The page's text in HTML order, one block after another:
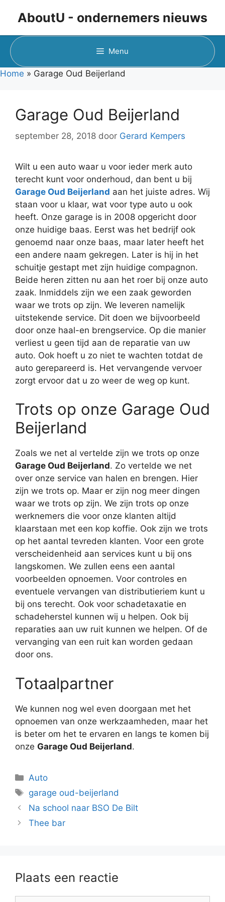
inhoud
AboutU - ondernemers nieuws
Menu
Home » Garage Oud Beijerland
Garage Oud Beijerland
september 28, 2018 door Gerard Kempers
Wilt u een auto waar u voor ieder merk auto
terecht kunt voor onderhoud, dan bent u bij
Garage Oud Beijerland aan het juiste adres. Wij
staan voor u klaar, wat voor type auto u ook
heeft. Onze garage is in 2008 opgericht door
onze huidige baas. Eerst was het bedrijf ook
genoemd naar onze baas, maar later heeft het
een andere naam gekregen. Later is hij in het
schuitje gestapt met zijn huidige compagnon.
Beide heren zitten nu aan het roer bij onze auto
zaak. Inmiddels zijn we een zaak geworden
waar we trots op zijn. We leveren namelijk
uitstekende service. Dit doen we bijvoorbeeld
door onze haal-en brengservice. Op die manier
verliest u geen tijd aan de reparatie van uw
auto. Ook hoeft u zo niet te wachten totdat de
auto gerepareerd is. Het vervangende vervoer
zorgt ervoor dat u zo weer de weg op kunt.
Trots op onze Garage Oud
Beijerland
Zoals we net al vertelde zijn we trots op onze
Garage Oud Beijerland. Zo vertelde we net
over onze service van halen en brengen. Hier
zijn we trots op. Maar er zijn nog meer dingen
waar we trots op zijn. We zijn trots op onze
werknemers die voor onze klanten altijd
klaarstaan met een kop koffie. Ook zijn we trots
op het aantal tevreden klanten. Voor een grote
verscheidenheid aan services kunt u bij ons
langskomen. We zullen eens een aantal
voorbeelden opnoemen. Voor controles en
eventuele vervangen van distributieriem kunt u
bij ons terecht. Ook voor schadetaxatie en
schadeherstel kunnen wij u helpen. Ook bij
reparaties aan uw ruit kunnen we helpen. Of de
vervanging van een ruit kan worden gedaan
door ons.
Totaalpartner
We kunnen nog wel even doorgaan met het
opnoemen van onze werkzaamheden, maar het
is beter om het te ervaren en langs te komen bij
onze Garage Oud Beijerland.
Categorieën
Auto
Tags
garage oud-beijerland
Na school naar BSO De Bilt
Thee bar
Plaats een reactie